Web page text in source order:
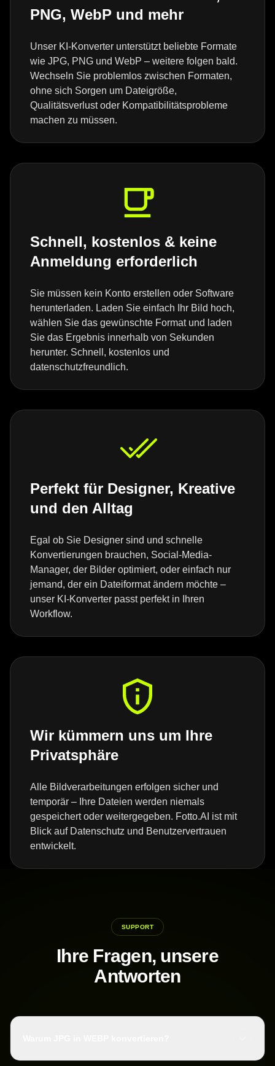
PNG, WebP und mehr
Unser KI-Konverter unterstützt beliebte Formate
wie JPG, PNG und WebP – weitere folgen bald.
Wechseln Sie problemlos zwischen Formaten,
ohne sich Sorgen um Dateigröße,
Qualitätsverlust oder Kompatibilitätsprobleme
machen zu müssen.
Schnell, kostenlos & keine
Anmeldung erforderlich
Sie müssen kein Konto erstellen oder Software
herunterladen. Laden Sie einfach Ihr Bild hoch,
wählen Sie das gewünschte Format und laden
Sie das Ergebnis innerhalb von Sekunden
herunter. Schnell, kostenlos und
datenschutzfreundlich.
Perfekt für Designer, Kreative
und den Alltag
Egal ob Sie Designer sind und schnelle
Konvertierungen brauchen, Social-Media-
Manager, der Bilder optimiert, oder einfach nur
jemand, der ein Dateiformat ändern möchte –
unser KI-Konverter passt perfekt in Ihren
Workflow.
Wir kümmern uns um Ihre
Privatsphäre
Alle Bildverarbeitungen erfolgen sicher und
temporär – Ihre Dateien werden niemals
gespeichert oder weitergegeben. Fotto.AI ist mit
Blick auf Datenschutz und Benutzervertrauen
entwickelt.
SUPPORT
Ihre Fragen, unsere
Antworten